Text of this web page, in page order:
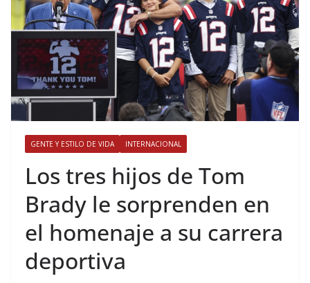
GENTE Y ESTILO DE VIDA INTERNACIONAL
​Los tres hijos de Tom
Brady le sorprenden en
el homenaje a su carrera
deportiva